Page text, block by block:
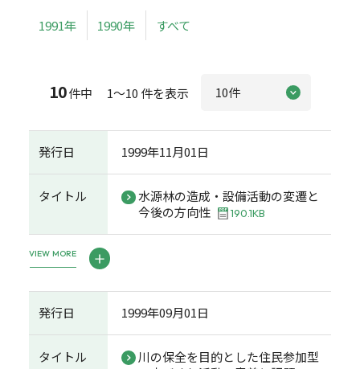
1991年 1990年 すべて
10件中 1～10 件を表示
発行日 1999年11月01日
タイトル
水源林の造成・設備活動の変遷と
今後の方向性
190.1KB
VIEW MORE
発行日 1999年09月01日
タイトル
川の保全を目的とした住民参加型